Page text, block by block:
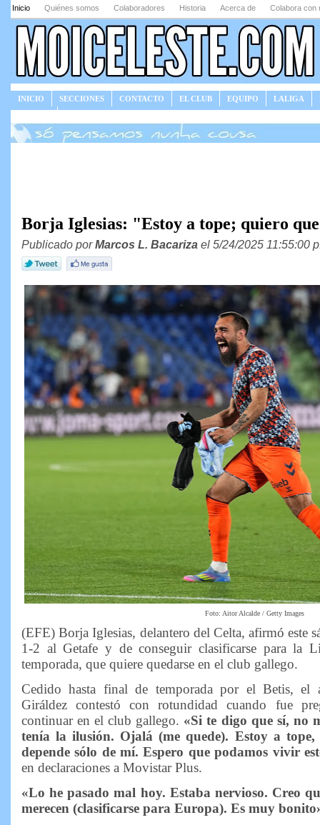
Inicio Quiénes somos Colaboradores Historia Acerca de Colabora con
INICIO SECCIONES CONTACTO EL CLUB EQUIPO LALIGA
Borja Iglesias: "Estoy a tope; quiero
Publicado porMarcos L. Bacariza el 5/24/2025 11:55:00
Foto: Aitor Alcalde / Getty Images
(EFE) Borja Iglesias, delantero del Celta, afirmó este
1-2 al Getafe y de conseguir clasificarse para la
temporada, que quiere quedarse en el club gallego.
Cedido hasta final de temporada por el Betis, el
Giráldez contestó con rotundidad cuando fue
continuar en el club gallego. «Si te digo que sí, no
tenía la ilusión. Ojalá (me quede). Estoy a
depende sólo de mí. Espero que podamos vivir
en declaraciones a Movistar Plus.
«Lo he pasado mal hoy. Estaba nervioso. Creo
merecen (clasificarse para Europa). Es muy